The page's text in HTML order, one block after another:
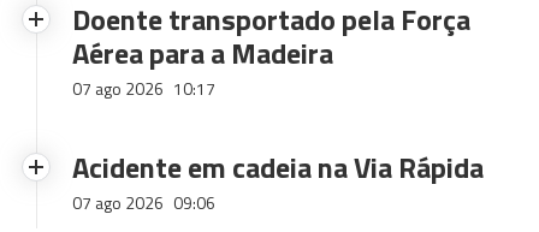
Doente transportado pela Força
Aérea para a Madeira
07 ago 2026 10:17
Acidente em cadeia na Via Rápida
07 ago 2026 09:06